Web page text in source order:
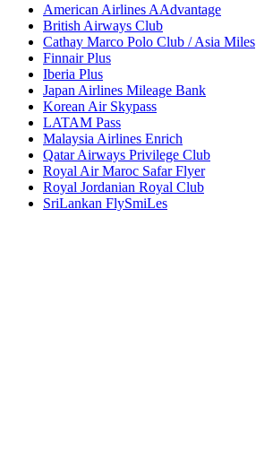
American Airlines AAdvantage
British Airways Club
Cathay Marco Polo Club / Asia Miles
Finnair Plus
Iberia Plus
Japan Airlines Mileage Bank
Korean Air Skypass
LATAM Pass
Malaysia Airlines Enrich
Qatar Airways Privilege Club
Royal Air Maroc Safar Flyer
Royal Jordanian Royal Club
SriLankan FlySmiLes